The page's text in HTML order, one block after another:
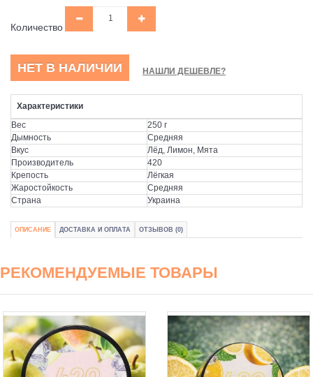
Количество
НЕТ В НАЛИЧИИ НАШЛИ ДЕШЕВЛЕ?
Характеристики
Вес
250 г
Дымность
Средняя
Вкус
Лёд, Лимон, Мята
Производитель
420
Крепость
Лёгкая
Жаростойкость
Средняя
Страна
Украина
ОПИСАНИЕ ДОСТАВКА И ОПЛАТА ОТЗЫВОВ (0)
РЕКОМЕНДУЕМЫЕ ТОВАРЫ